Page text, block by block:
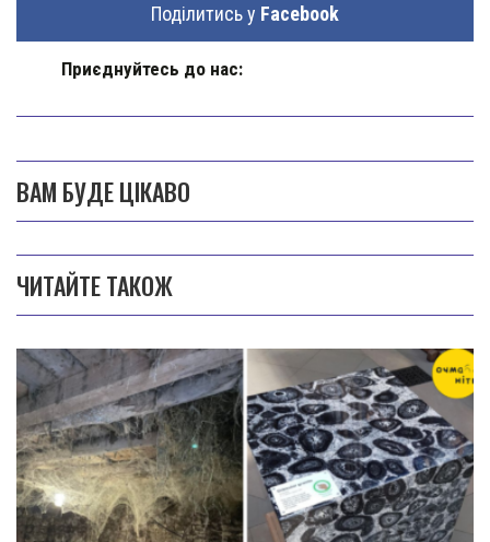
Поділитись у Facebook
Приєднуйтесь до нас:
ВАМ БУДЕ ЦІКАВО
ЧИТАЙТЕ ТАКОЖ